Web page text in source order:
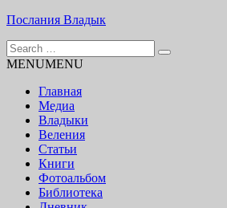
Skip
content
Послания Владык
Основу сайта представляют Послания,
Search
for:
MENUMENU
Главная
Медиа
Владыки
Веления
Статьи
Книги
Фотоальбом
Библиотека